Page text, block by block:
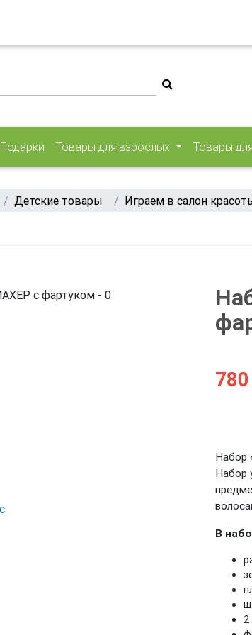
Подарки Товары для взрослых Товары
Детские товары Играем в салон
780
Набор
Набор
В